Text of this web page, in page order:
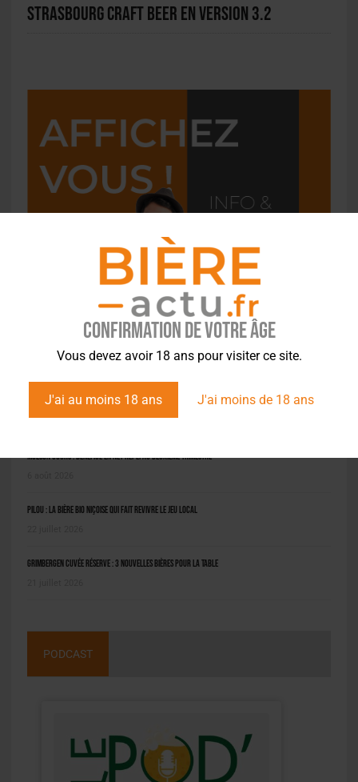
Confirmation de votre âge
Vous devez avoir 18 ans pour visiter ce site.
J'ai au moins 18 ans J'ai moins de 18 ans
Strasbourg Craft Beer en version 3.2
L'ACTU EN BREF
Molson Coors : bénéfice en net repli au deuxième trimestre
Pilou : la bière bio niçoise qui fait revivre le jeu local
Grimbergen Cuvée Réserve : 3 nouvelles bières pour la table
PODCAST